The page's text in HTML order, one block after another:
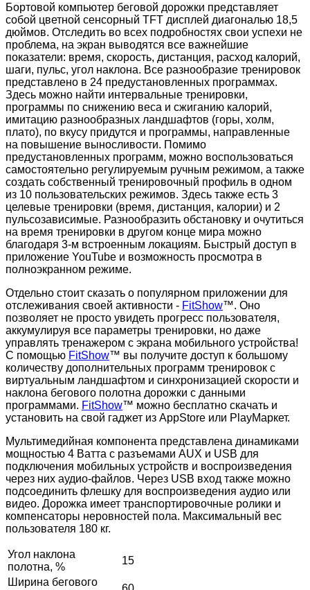
Бортовой компьютер беговой дорожки представляет
собой цветной сенсорный TFT дисплей диагональю 18,5
дюймов. Отследить во всех подробностях свои успехи не
проблема, на экран выводятся все важнейшие
показатели: время, скорость, дистанция, расход калорий,
шаги, пульс, угол наклона. Все разнообразие тренировок
представлено в 24 предустановленных программах.
Здесь можно найти интервальные тренировки,
программы по снижению веса и сжиганию калорий,
имитацию разнообразных ландшафтов (горы, холм,
плато), по вкусу придутся и программы, направленные
на повышение выносливости. Помимо
предустановленных программ, можно воспользоваться
самостоятельно регулируемым ручным режимом, а также
создать собственный тренировочный профиль в одном
из 10 пользовательских режимов. Здесь также есть 3
целевые тренировки (время, дистанция, калории) и 2
пульсозависимые. Разнообразить обстановку и очутиться
на время тренировки в другом конце мира можно
благодаря 3-м встроенным локациям. Быстрый доступ в
приложение YouTube и возможность просмотра в
полноэкранном режиме.
Отдельно стоит сказать о популярном приложении для
отслеживания своей активности - FitShow™. Оно
позволяет не просто увидеть прогресс пользователя,
аккумулируя все параметры тренировки, но даже
управлять тренажером с экрана мобильного устройства!
С помощью FitShow™ вы получите доступ к большому
количеству дополнительных программ тренировок с
виртуальным ландшафтом и синхронизацией скорости и
наклона бегового полотна дорожки с данными
программами. FitShow™ можно бесплатно скачать и
установить на свой гаджет из AppStore или PlayМаркет.
Мультимедийная компонента представлена динамиками
мощностью 4 Ватта с разъемами AUX и USB для
подключения мобильных устройств и воспроизведения
через них аудио-файлов. Через USB вход также можно
подсоединить флешку для воспроизведения аудио или
видео. Дорожка имеет транспортировочные ролики и
компенсаторы неровностей пола. Максимальный вес
пользователя 180 кг.
Угол наклона
полотна, %
15
Ширина бегового